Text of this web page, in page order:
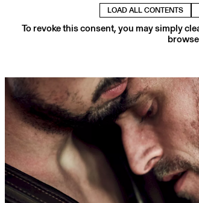
LOAD ALL CONTENTS
To revoke this consent, you may simply